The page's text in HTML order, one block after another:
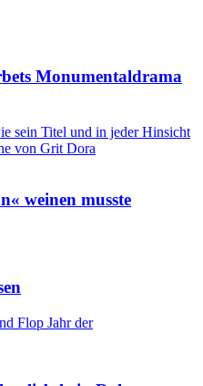
Monumentaldrama
sein Titel und in jeder Hinsicht
von Grit Dora
weinen musste
Flop Jahr der